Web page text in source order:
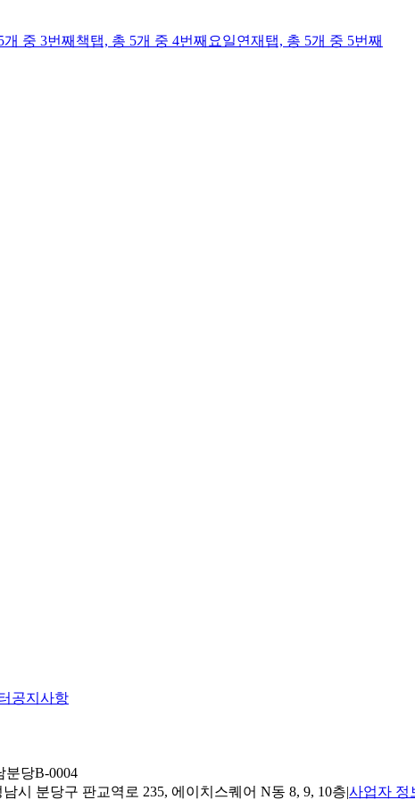
개 중 3번째 책탭, 총 5개 중 4번째 요일연재 탭, 총 5개 중 5번째
공지사항
분당B-0004
시 분당구 판교역로 235, 에이치스퀘어 N동 8, 9, 10층|사업자 정